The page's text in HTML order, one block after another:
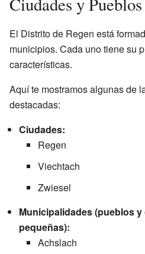
El Distrito de Regen está
municipios. Cada uno tiene su
características.
Aquí te mostramos algunas de
destacadas:
Ciudades:
Regen
Viechtach
Zwiesel
Municipalidades (pueblos
pequeñas):
Achslach